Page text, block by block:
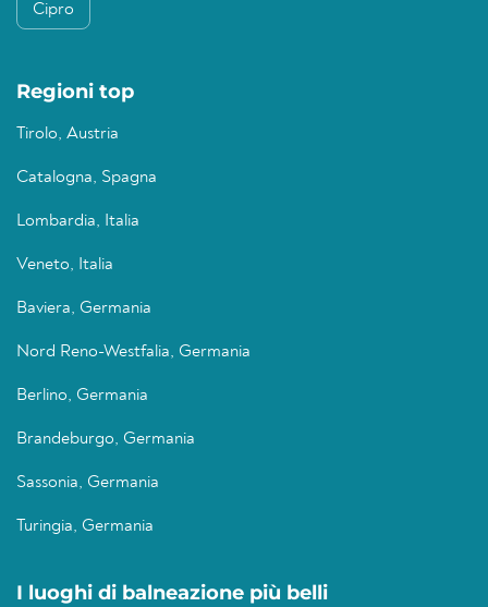
Cipro
Regioni top
Tirolo, Austria
Catalogna, Spagna
Lombardia, Italia
Veneto, Italia
Baviera, Germania
Nord Reno-Westfalia, Germania
Berlino, Germania
Brandeburgo, Germania
Sassonia, Germania
Turingia, Germania
I luoghi di balneazione più belli